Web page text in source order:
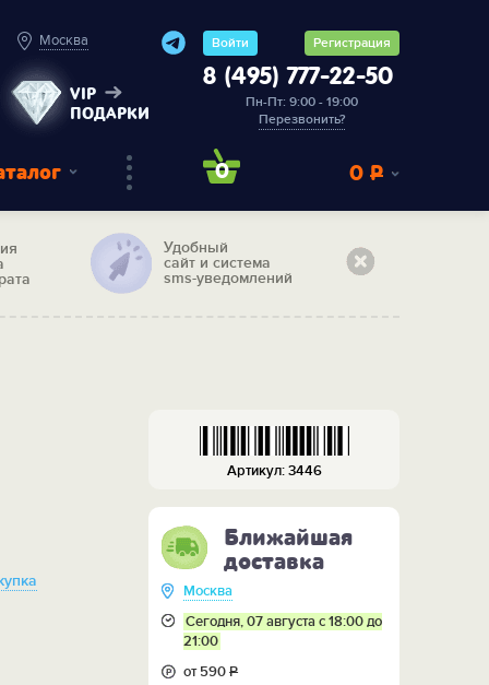
Москва
VIP
ПОДАРКИ
Войти Регистрация
8 (495) 777-22-50
Пн-Пт: 9:00 - 19:00
Перезвонить?
0 0 Р
Удобный
сайт и система
sms-уведомлений
Артикул: 3446
Ближайшая
доставка
Москва
Сегодня, 07 августа с 18:00 до
21:00
от 590Р